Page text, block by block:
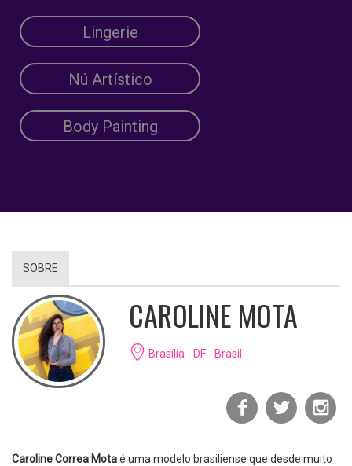
Lingerie
Nú Artístico
Body Painting
SOBRE
CAROLINE MOTA
Brasília - DF - Brasil
Caroline Correa Motaé uma modelo brasiliense que desde muito